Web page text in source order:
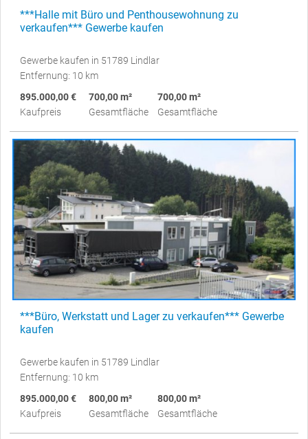
***Halle mit Büro und Penthousewohnung zu
verkaufen*** Gewerbe kaufen
Gewerbe kaufen in 51789 Lindlar
Entfernung: 10 km
895.000,00 €
Kaufpreis
700,00 m²
Gesamtfläche
700,00 m²
Gesamtfläche
***Büro, Werkstatt und Lager zu verkaufen*** Gewerbe
kaufen
Gewerbe kaufen in 51789 Lindlar
Entfernung: 10 km
895.000,00 €
Kaufpreis
800,00 m²
Gesamtfläche
800,00 m²
Gesamtfläche